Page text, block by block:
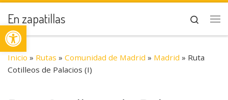
Abrir barra de herramientas
Saltar al contenido
En zapatillas
Search
Inicio » Rutas » Comunidad de Madrid » Madrid » Ruta
Cotilleos de Palacios (I)